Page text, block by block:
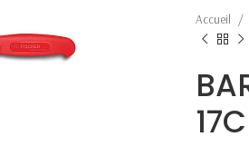
Accueil